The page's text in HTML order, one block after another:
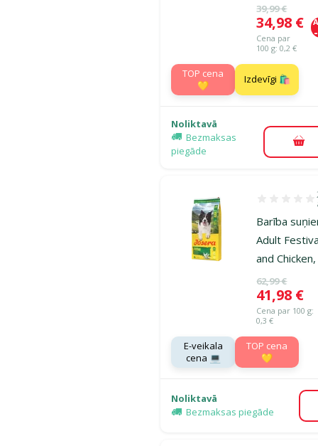
Oriģinālā
39,99 €
Cena
34,98 €
Cena par
100 g: 0,2 €
TOP cena
💛
Izdevīgi 🛍️
Noliktavā
Bezmaksas
piegāde
Barība
Adult
and
Oriģinālā
62,99 €
Cena
41,98 €
Cena par 100 g:
0,3 €
E-veikala
cena 💻
TOP cena
💛
Noliktavā
Bezmaksas piegāde